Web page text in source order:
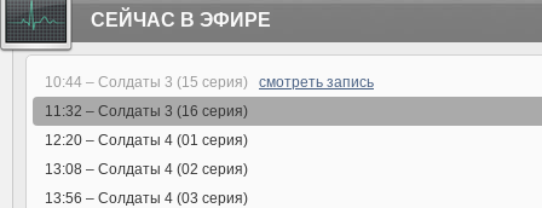
СЕЙЧАС В ЭФИРЕ
10:44 – Солдаты 3 (15 серия) смотреть запись
11:32 – Солдаты 3 (16 серия)
12:20 – Солдаты 4 (01 серия)
13:08 – Солдаты 4 (02 серия)
13:56 – Солдаты 4 (03 серия)